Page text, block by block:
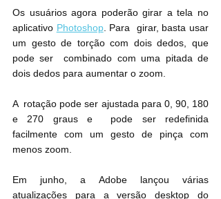
Os usuários agora poderão girar a tela no
aplicativo Photoshop. Para  girar, basta usar
um gesto de torção com dois dedos, que
pode ser  combinado com uma pitada de
dois dedos para aumentar o zoom.
A  rotação pode ser ajustada para 0, 90, 180
e 270 graus e  pode ser redefinida
facilmente com um gesto de pinça com
menos zoom.
Em junho, a Adobe lançou várias
atualizações para a versão desktop do